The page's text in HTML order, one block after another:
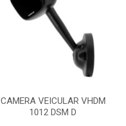
CAMERA VEICULAR VHDM
1012 DSM D